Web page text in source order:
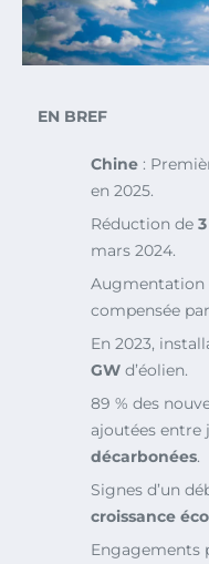
EN BREF
Chine :
en 2025.
Réduction de
mars 2024.
Augmentation
compensée
En 2023,
GW d’éolien.
89 % des
ajoutées entre
décarbonées.
Signes d’un
croissance
Engagements